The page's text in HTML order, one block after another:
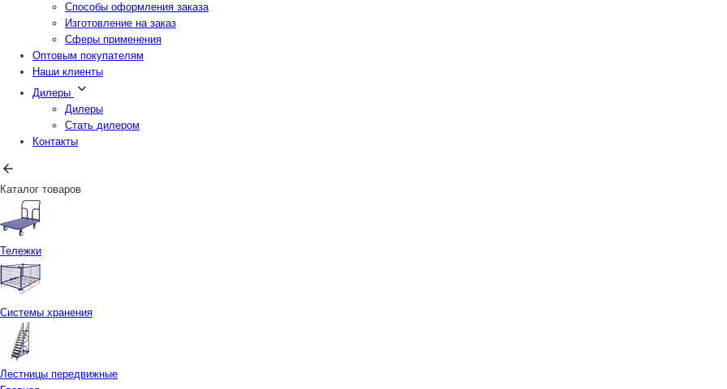
Способы оформления заказа
Изготовление на заказ
Сферы применения
Оптовым покупателям
Наши клиенты
Дилеры
Дилеры
Стать дилером
Контакты
Каталог товаров
Тележки
Системы хранения
Лестницы передвижные